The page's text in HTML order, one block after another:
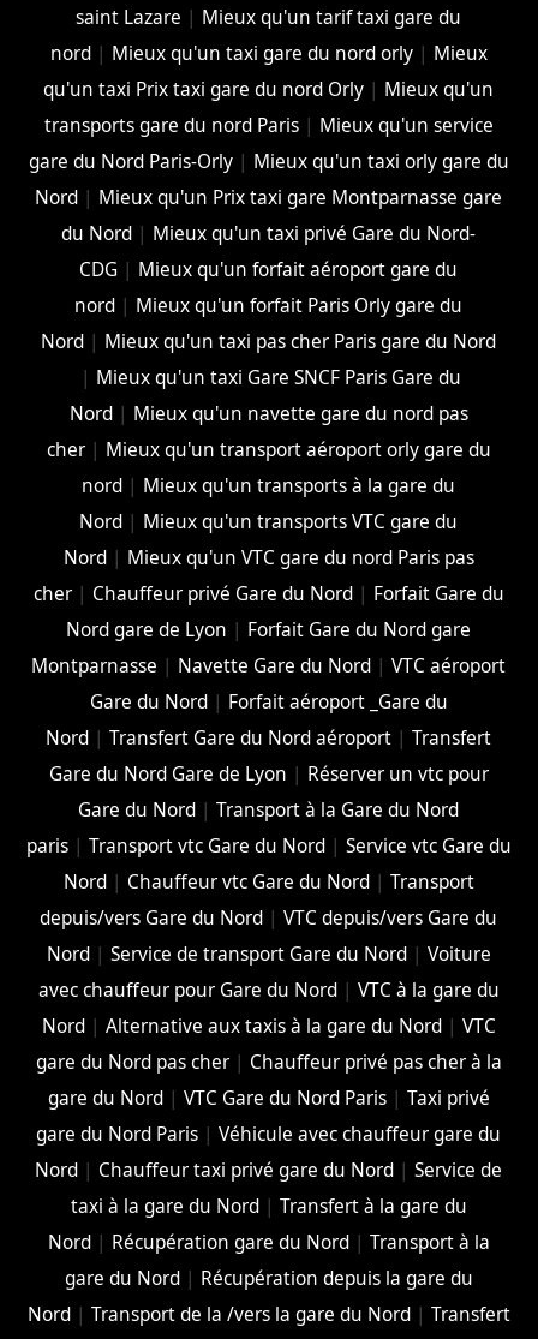
saint Lazare | Mieux qu'un tarif taxi gare du
nord| Mieux qu'un taxi gare du nord orly| Mieux
qu'un taxi Prix taxi gare du nord Orly | Mieux qu'un
transports gare du nord Paris| Mieux qu'un service
gare du Nord Paris-Orly| Mieux qu'un taxi orly gare du
Nord | Mieux qu'un Prix taxi gare Montparnasse gare
du Nord | Mieux qu'un taxi privé Gare du Nord-
CDG | Mieux qu'un forfait aéroport gare du
nord | Mieux qu'un forfait Paris Orly gare du
Nord | Mieux qu'un taxi pas cher Paris gare du Nord
| Mieux qu'un taxi Gare SNCF Paris Gare du
Nord| Mieux qu'un navette gare du nord pas
cher| Mieux qu'un transport aéroport orly gare du
nord | Mieux qu'un transports à la gare du
Nord | Mieux qu'un transports VTC gare du
Nord| Mieux qu'un VTC gare du nord Paris pas
cher| Chauffeur privé Gare du Nord| Forfait Gare du
Nord gare de Lyon | Forfait Gare du Nord gare
Montparnasse | Navette Gare du Nord |VTC aéroport
Gare du Nord| Forfait aéroport _Gare du
Nord |Transfert Gare du Nord aéroport |Transfert
Gare du Nord Gare de Lyon | Réserver un vtc pour
Gare du Nord |Transport à la Gare du Nord
paris| Transport vtc Gare du Nord| Service vtc Gare du
Nord| Chauffeur vtc Gare du Nord| Transport
depuis/vers Gare du Nord |VTC depuis/vers Gare du
Nord| Service de transport Gare du Nord| Voiture
avec chauffeur pour Gare du Nord| VTC à la gare du
Nord| Alternative aux taxis à la gare du Nord| VTC
gare du Nord pas cher| Chauffeur privé pas cher à la
gare du Nord| VTC Gare du Nord Paris| Taxi privé
gare du Nord Paris |Véhicule avec chauffeur gare du
Nord | Chauffeur taxi privé gare du Nord |Service de
taxi à la gare du Nord| Transfert à la gare du
Nord| Récupération gare du Nord| Transport à la
gare du Nord| Récupération depuis la gare du
Nord| Transport de la /vers la gare du Nord| Transfert